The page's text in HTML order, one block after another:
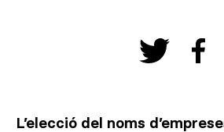
L’elecció del noms